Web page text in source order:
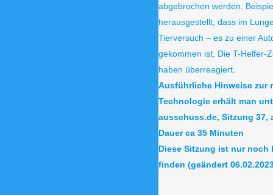
abgebrochen werden.
herausgestellt, dass im
Tierversuch – es zu einer
gekommen ist. Die T-Helfer-
haben überreagiert.
Ausführliche Hinweise zur
Technologie erhält man
ausschuss.de, Sitzung 37,
Dauer ca 35 Minuten
Diese Sitzung ist nur noch
finden (geändert